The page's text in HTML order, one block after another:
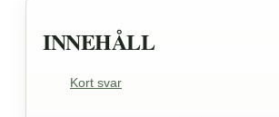
INNEHÅLL
Kort svar